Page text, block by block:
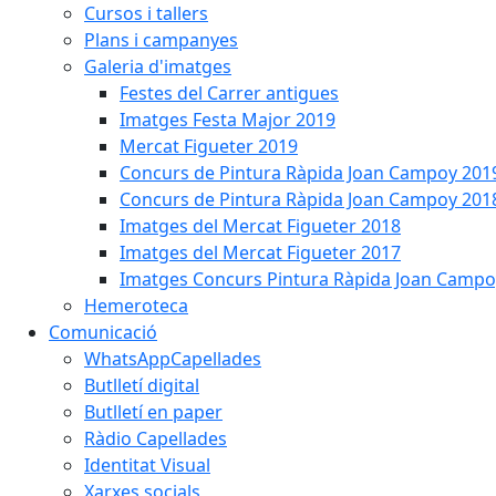
Cursos i tallers
Plans i campanyes
Galeria d'imatges
Festes del Carrer antigues
Imatges Festa Major 2019
Mercat Figueter 2019
Concurs de Pintura Ràpida Joan Campoy
Concurs de Pintura Ràpida Joan Campoy
Imatges del Mercat Figueter 2018
Imatges del Mercat Figueter 2017
Imatges Concurs Pintura Ràpida Joan
Hemeroteca
Comunicació
WhatsAppCapellades
Butlletí digital
Butlletí en paper
Ràdio Capellades
Identitat Visual